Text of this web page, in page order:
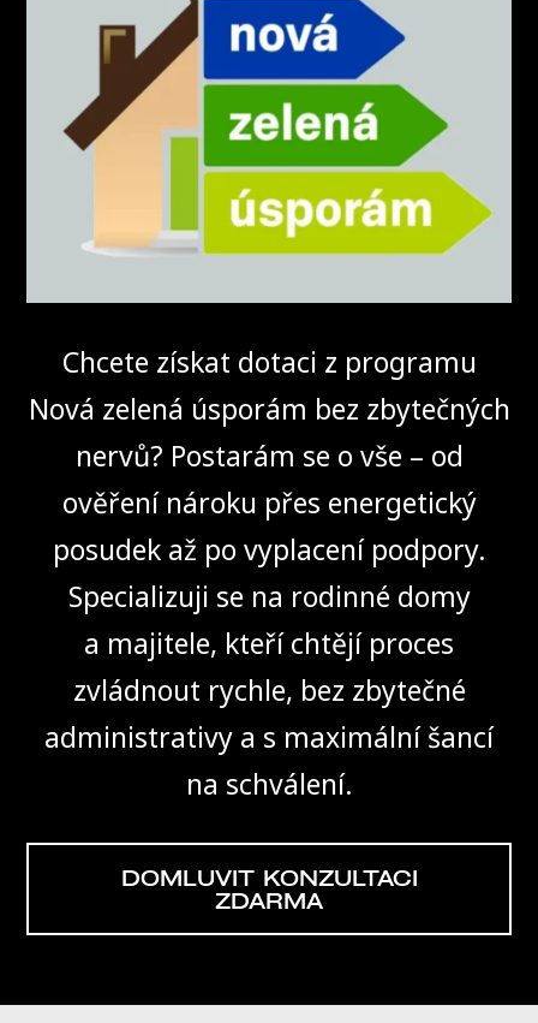
Chcete získat dotaci z programu
Nová zelená úsporám bez zbytečných
nervů? Postarám se o vše – od
ověření nároku přes energetický
posudek až po vyplacení podpory.
Specializuji se na rodinné domy
a majitele, kteří chtějí proces
zvládnout rychle, bez zbytečné
administrativy a s maximální šancí
na schválení.
DOMLUVIT KONZULTACI
ZDARMA